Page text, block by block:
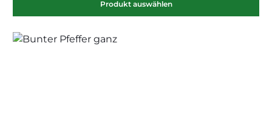
Produkt auswählen